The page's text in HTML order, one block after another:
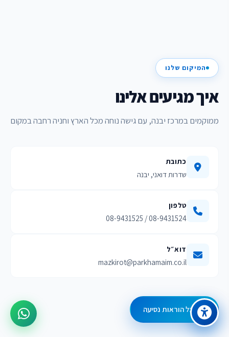
המיקום שלנו
איך מגיעים אלינו
ממוקמים במרכז יבנה, עם גישה נוחה מכל הארץ וחניה רחבה במקום
כתובת
שדרות דואני, יבנה
טלפון
08-9431524 / 08-9431525
דוא״ל
mazkirot@parkhamaim.co.il
קבל הוראות נסיעה